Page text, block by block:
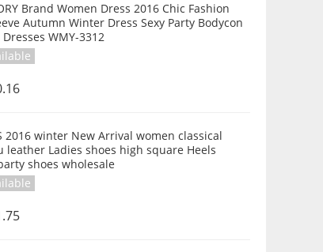
Brand Women Dress 2016 Chic Fashion
Autumn Winter Dress Sexy Party Bodycon
WMY-3312
2016 winter New Arrival women classical
leather Ladies shoes high square Heels
shoes wholesale